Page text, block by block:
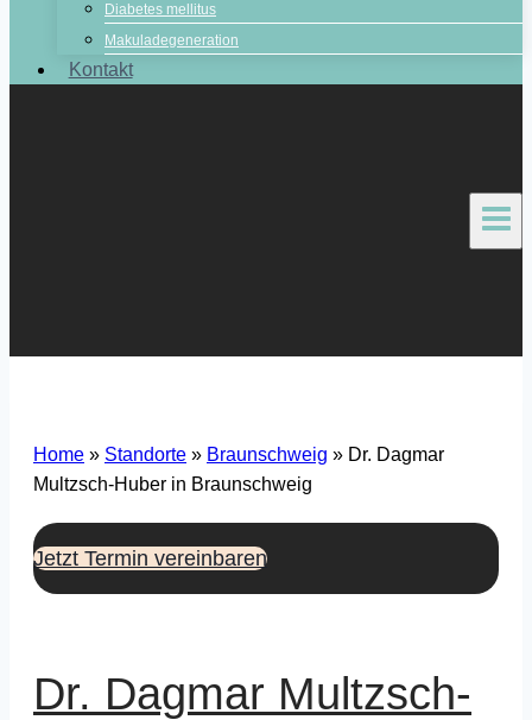
Diabetes mellitus
Makuladegeneration
Kontakt
Home » Standorte » Braunschweig » Dr. Dagmar
Multzsch-Huber in Braunschweig
Jetzt Termin vereinbaren
Dr. Dagmar Multzsch-